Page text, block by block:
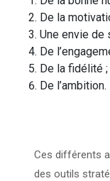
De la
Une envie de
De
De la fidélité ;
De l’ambition.
Ces différents
des outils